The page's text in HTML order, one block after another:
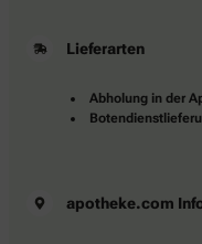
Lieferarten
Abholung in der
apotheke.com